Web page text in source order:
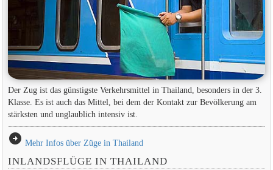
Der Zug ist das günstigste Verkehrsmittel in Thailand, besonders in der 3.
Klasse. Es ist auch das Mittel, bei dem der Kontakt zur Bevölkerung am
stärksten und unglaublich intensiv ist.
arrow_circle_right Mehr Infos über Züge in Thailand
INLANDSFLÜGE IN THAILAND